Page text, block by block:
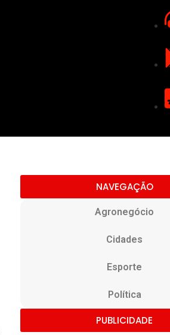
NAVEGAÇÃO
Agronegócio
Cidades
Esporte
Política
PUBLICIDADE